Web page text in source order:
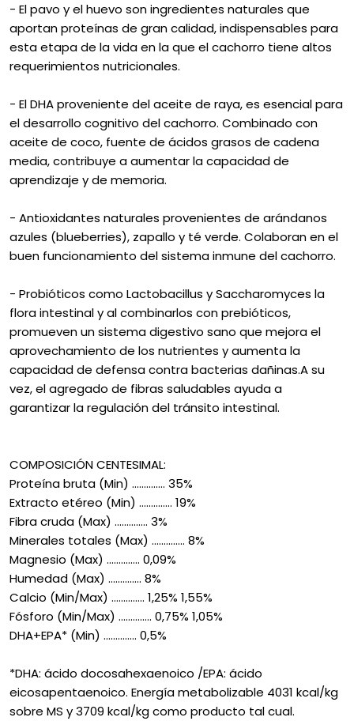
- El pavo y el huevo son ingredientes naturales que
aportan proteínas de gran calidad, indispensables para
esta etapa de la vida en la que el cachorro tiene altos
requerimientos nutricionales.
- El DHA proveniente del aceite de raya, es esencial para
el desarrollo cognitivo del cachorro. Combinado con
aceite de coco, fuente de ácidos grasos de cadena
media, contribuye a aumentar la capacidad de
aprendizaje y de memoria.
- Antioxidantes naturales provenientes de arándanos
azules (blueberries), zapallo y té verde. Colaboran en el
buen funcionamiento del sistema inmune del cachorro.
- Probióticos como Lactobacillus y Saccharomyces la
flora intestinal y al combinarlos con prebióticos,
promueven un sistema digestivo sano que mejora el
aprovechamiento de los nutrientes y aumenta la
capacidad de defensa contra bacterias dañinas.A su
vez, el agregado de fibras saludables ayuda a
garantizar la regulación del tránsito intestinal.
COMPOSICIÓN CENTESIMAL:
Proteína bruta (Min) .............. 35%
Extracto etéreo (Min) .............. 19%
Fibra cruda (Max) .............. 3%
Minerales totales (Max) .............. 8%
Magnesio (Max) .............. 0,09%
Humedad (Max) .............. 8%
Calcio (Min/Max) .............. 1,25% 1,55%
Fósforo (Min/Max) .............. 0,75% 1,05%
DHA+EPA* (Min) .............. 0,5%
*DHA: ácido docosahexaenoico /EPA: ácido
eicosapentaenoico. Energía metabolizable 4031 kcal/kg
sobre MS y 3709 kcal/kg como producto tal cual.